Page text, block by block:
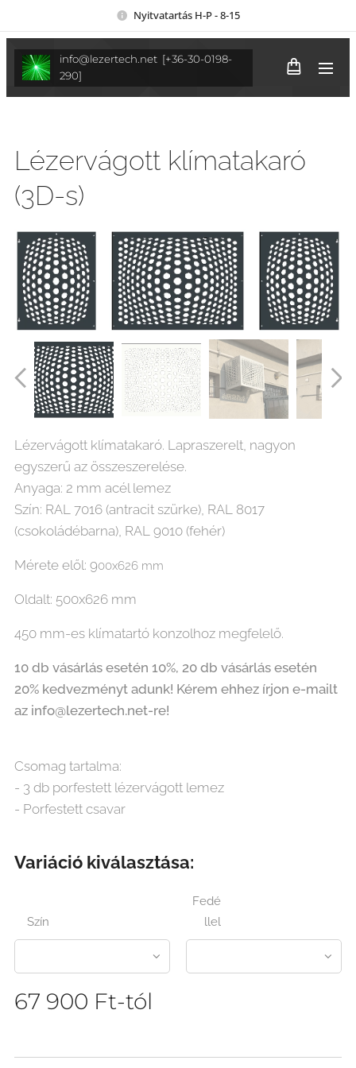
Nyitvatartás H-P - 8-15
info@lezertech.net [+36-30-0198-
290]
Lézervágott klímatakaró
(3D-s)
Lézervágott klímatakaró. Lapraszerelt, nagyon
egyszerű az összeszerelése.
Anyaga: 2 mm acél lemez
Szín: RAL 7016 (antracit szürke), RAL 8017
(csokoládébarna), RAL 9010 (fehér)
Mérete elől: 900x626 mm
Oldalt: 500x626 mm
450 mm-es klímatartó konzolhoz megfelelő.
10 db vásárlás esetén 10%, 20 db vásárlás esetén
20% kedvezményt adunk! Kérem ehhez írjon e-mailt
az info@lezertech.net-re!
Csomag tartalma:
- 3 db porfestett lézervágott lemez
- Porfestett csavar
Variáció kiválasztása:
Szín
Fedé
llel
67 900 Ft-tól